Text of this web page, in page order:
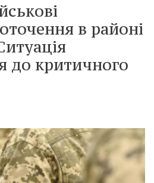
в районі
до критичного